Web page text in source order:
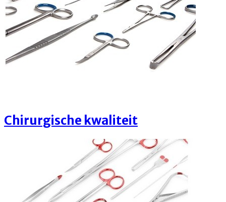
Chirurgische kwaliteit